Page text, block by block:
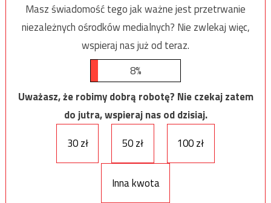
Masz świadomość tego jak ważne jest przetrwanie
niezależnych ośrodków medialnych? Nie zwlekaj więc,
wspieraj nas już od teraz.
8%
Uważasz, że robimy dobrą robotę? Nie czekaj zatem
do jutra, wspieraj nas od dzisiaj.
30 zł
50 zł 100 zł
Inna kwota